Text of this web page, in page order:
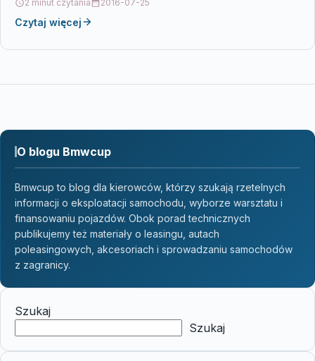
2 minut czytania 2016-07-25
Czytaj więcej
O blogu Bmwcup
Bmwcup to blog dla kierowców, którzy szukają rzetelnych
informacji o eksploatacji samochodu, wyborze warsztatu i
finansowaniu pojazdów. Obok porad technicznych
publikujemy też materiały o leasingu, autach
poleasingowych, akcesoriach i sprowadzaniu samochodów
z zagranicy.
Szukaj
Szukaj